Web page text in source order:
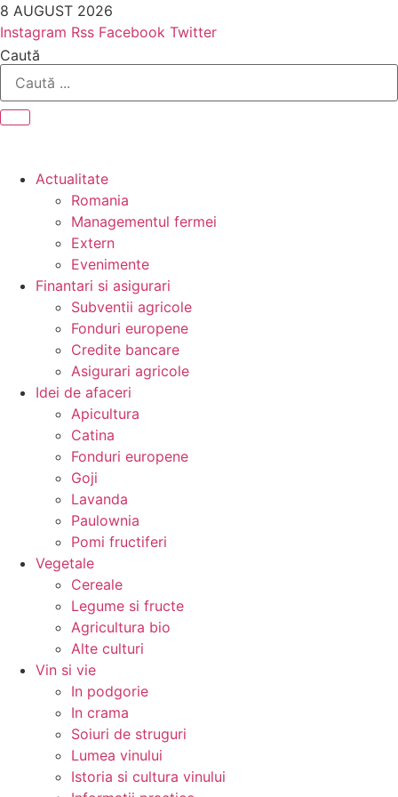
Sari
la
conținut
8 AUGUST 2026
Instagram Rss Facebook Twitter
Caută
Actualitate
Romania
Managementul fermei
Extern
Evenimente
Finantari si asigurari
Subventii agricole
Fonduri europene
Credite bancare
Asigurari agricole
Idei de afaceri
Apicultura
Catina
Fonduri europene
Goji
Lavanda
Paulownia
Pomi fructiferi
Vegetale
Cereale
Legume si fructe
Agricultura bio
Alte culturi
Vin si vie
In podgorie
In crama
Soiuri de struguri
Lumea vinului
Istoria si cultura vinului